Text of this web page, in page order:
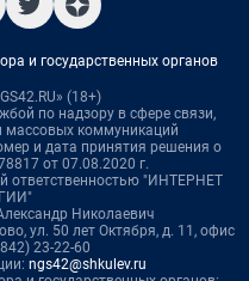
и государственных органов
(18+)
по надзору в сфере связи,
массовых коммуникаций
и дата принятия решения о
от 07.08.2020 г.
ответственностью "ИНТЕРНЕТ
Николаевич
ул. 50 лет Октября, д. 11, офис
23-22-60
ngs42@shkulev.ru